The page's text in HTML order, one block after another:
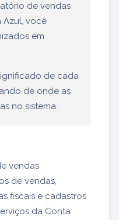
de vendas
Azul, você
em
de cada
de onde as
no sistema.
vendas
de vendas,
fiscais e cadastros
da Conta